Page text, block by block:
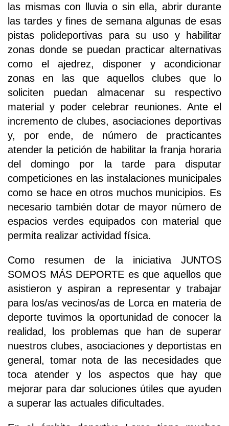
las mismas con lluvia o sin ella, abrir durante
las tardes y fines de semana algunas de esas
pistas polideportivas para su uso y habilitar
zonas donde se puedan practicar alternativas
como el ajedrez, disponer y acondicionar
zonas en las que aquellos clubes que lo
soliciten puedan almacenar su respectivo
material y poder celebrar reuniones. Ante el
incremento de clubes, asociaciones deportivas
y, por ende, de número de practicantes
atender la petición de habilitar la franja horaria
del domingo por la tarde para disputar
competiciones en las instalaciones municipales
como se hace en otros muchos municipios. Es
necesario también dotar de mayor número de
espacios verdes equipados con material que
permita realizar actividad física.
Como resumen de la iniciativa JUNTOS
SOMOS MÁS DEPORTE es que aquellos que
asistieron y aspiran a representar y trabajar
para los/as vecinos/as de Lorca en materia de
deporte tuvimos la oportunidad de conocer la
realidad, los problemas que han de superar
nuestros clubes, asociaciones y deportistas en
general, tomar nota de las necesidades que
toca atender y los aspectos que hay que
mejorar para dar soluciones útiles que ayuden
a superar las actuales dificultades.